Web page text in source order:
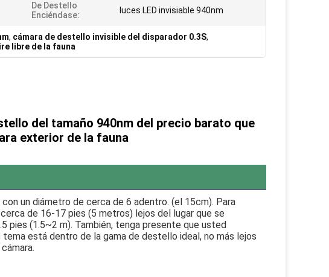
De Destello
Enciéndase:
luces LED invisiable 940nm
, cámara de destello invisible del disparador 0.3S,
libre de la fauna
del tamaño 940nm del precio barato que
exterior de la fauna
un diámetro de cerca de 6 adentro. (el 15cm). Para
de 16-17 pies (5 metros) lejos del lugar que se
pies (1.5~2 m). También, tenga presente que usted
está dentro de la gama de destello ideal, no más lejos